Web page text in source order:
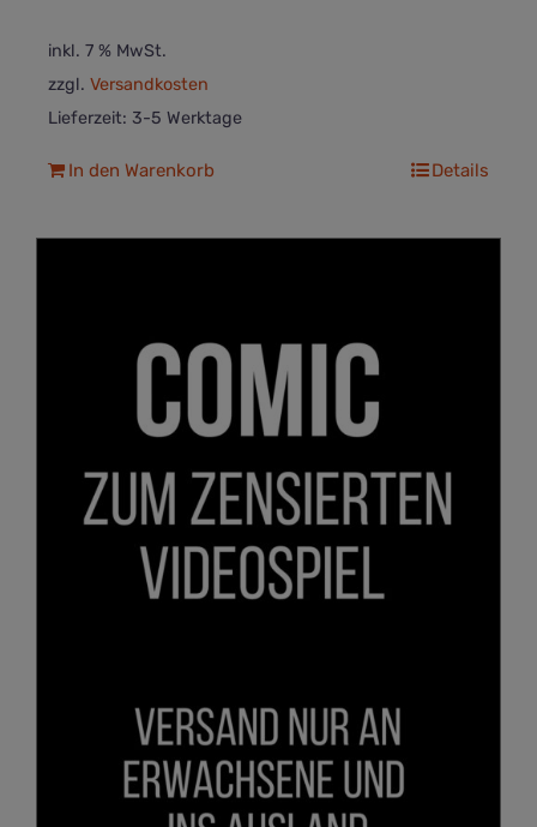
inkl. 7 % MwSt.
zzgl. Versandkosten
Lieferzeit: 3-5 Werktage
In den Warenkorb Details